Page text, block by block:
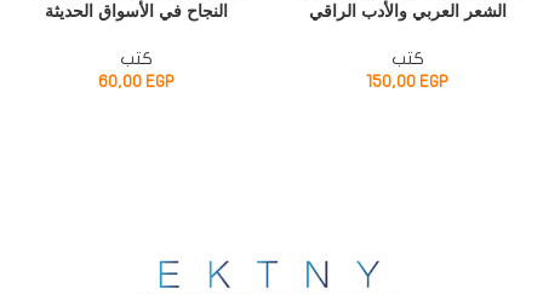
الشعر العربي والأدب الراقي
كتب
150,00 EGP
النجاح في الأسواق الحديثة
كتب
60,00 EGP